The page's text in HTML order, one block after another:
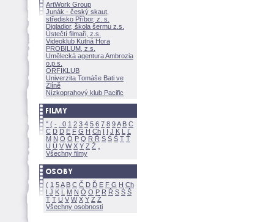
ArtWork Group
Junák - český skaut,
středisko Příbor, z. s.
Digladior, škola šermu z.s.
Ústečtí filmaři, z.s.
Videoklub Kutná Hora
PROBILUM, z.s.
Umělecká agentura Ambrozia
o.p.s.
ORFIKLUB
Univerzita Tomáše Bati ve
Zlíně
Nízkoprahový klub Pacific
" ( - 0 1 2 3 4 5 6 7 8 9A B C
Č D Ď E F G H Ch I Í J K L
Ľ
M N O Ó P Q R Ř S Ś T Ť
U Ú V W X Y Z
Všechny filmy
( 1 5A B C Č D Ď E F G H Ch
I J K L M N Ó O P R Ř S Ś
Ť T U V W X Y Z
Všechny osobnosti